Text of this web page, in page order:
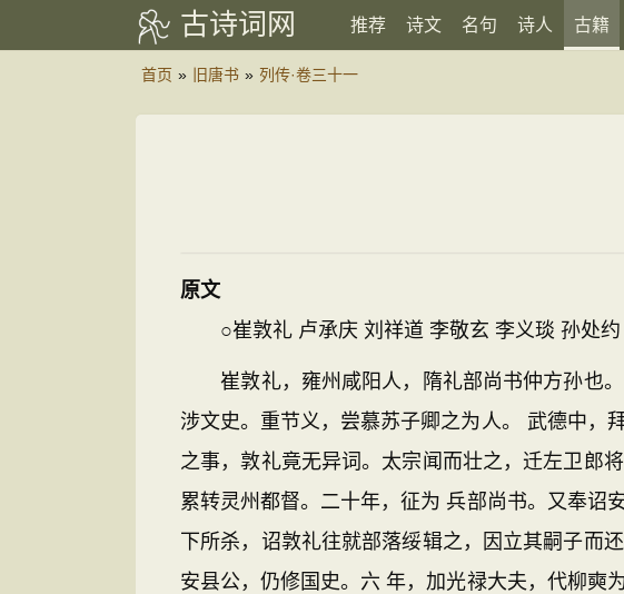
古诗词网 推荐 诗文 名句 诗人 古籍
首页 » 旧唐书 » 列传·卷三十一
原文
○崔敦礼 卢承庆 刘祥道 李敬玄 李义琰 孙处约
崔敦礼，雍州咸阳人，隋礼部尚书仲方孙也。
涉文史。重节义，尝慕苏子卿之为人。 武德中，
之事，敦礼竟无异词。太宗闻而壮之，迁左卫郎
累转灵州都督。二十年，征为 兵部尚书。又奉诏
下所杀，诏敦礼往就部落绥辑之，因立其嗣子而
安县公，仍修国史。六 年，加光禄大夫，代柳奭